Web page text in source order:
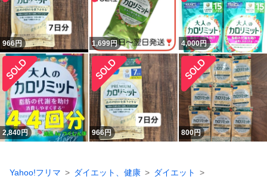
966円 1,699円 4,000円
2,840円 966円 800円
Yahoo!フリマ ダイエット、健康
ダイエット